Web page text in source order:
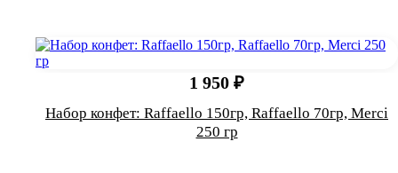
1 950 ₽
Набор конфет: Raffaello 150гр, Raffaello 70гр, Merci
250 гр